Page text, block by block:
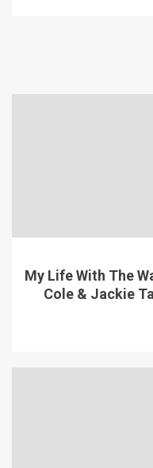
My Life With The
Cole & Jackie